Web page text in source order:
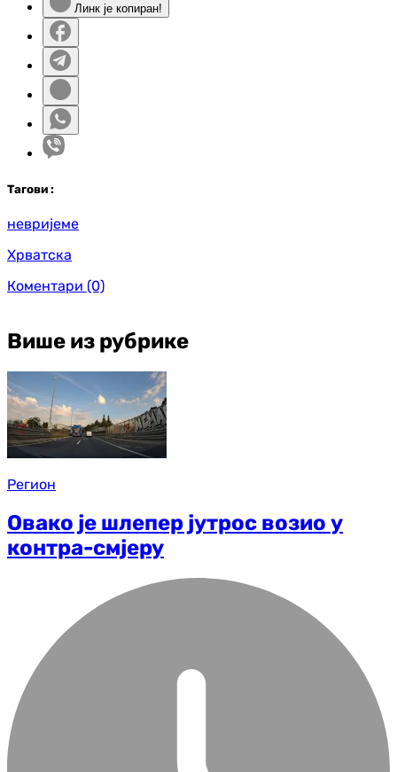
Линк је копиран!
Тагови :
невријеме
Хрватска
Коментари (0)
Више из рубрике
Регион
Овако је шлепер јутрос возио у
контра-смјеру